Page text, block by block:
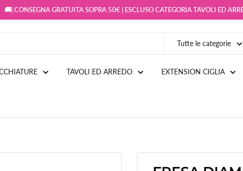
🚚| CONSEGNA GRATUITA SOPRA 50€ | ESCLUSO CATEGORIA TAVOLI ED
Tutte le categorie
TAVOLI ED ARREDO EXTENSION CIGLIA